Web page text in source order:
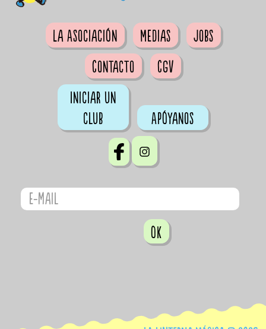
La Asociación Medias
Jobs
Contacto
CGV
Iniciar un
club
Apóyanos
OK